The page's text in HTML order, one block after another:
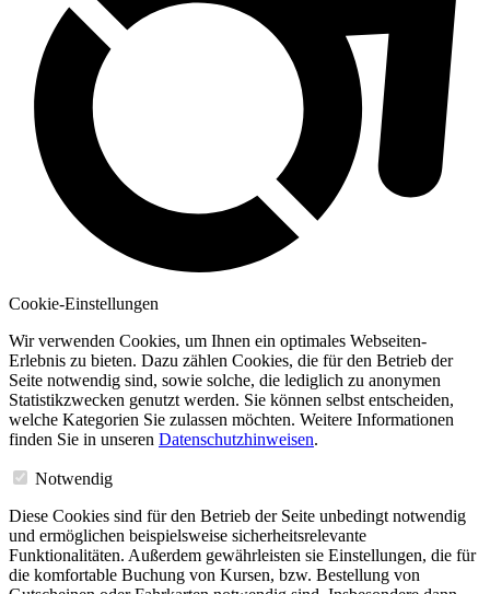
Cookie-Einstellungen
Wir verwenden Cookies, um Ihnen ein optimales Webseiten-
Erlebnis zu bieten. Dazu zählen Cookies, die für den Betrieb der
Seite notwendig sind, sowie solche, die lediglich zu anonymen
Statistikzwecken genutzt werden. Sie können selbst entscheiden,
welche Kategorien Sie zulassen möchten. Weitere Informationen
finden Sie in unseren Datenschutzhinweisen.
Notwendig
Diese Cookies sind für den Betrieb der Seite unbedingt notwendig
und ermöglichen beispielsweise sicherheitsrelevante
Funktionalitäten. Außerdem gewährleisten sie Einstellungen, die für
die komfortable Buchung von Kursen, bzw. Bestellung von